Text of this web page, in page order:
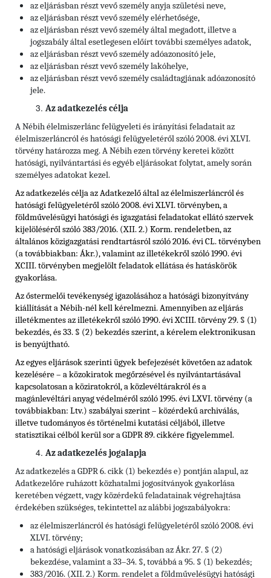
az eljárásban részt vevő személy anyja születési neve,
az eljárásban részt vevő személy elérhetősége,
az eljárásban részt vevő személy által megadott, illetve a
jogszabály által esetlegesen előírt további személyes adatok,
az eljárásban részt vevő személy adóazonosító jele,
az eljárásban részt vevő személy lakóhelye,
az eljárásban részt vevő személy családtagjának adóazonosító
jele.
Az adatkezelés célja
A Nébih élelmiszerlánc felügyeleti és irányítási feladatait az
élelmiszerláncról és hatósági felügyeletéről szóló 2008. évi XLVI.
törvény határozza meg. A Nébih ezen törvény keretei között
hatósági, nyilvántartási és egyéb eljárásokat folytat, amely során
személyes adatokat kezel.
Az adatkezelés célja az Adatkezelő által az élelmiszerláncról és
hatósági felügyeletéről szóló 2008. évi XLVI. törvényben,a
földművelésügyi hatósági és igazgatási feladatokat ellátó szervek
kijelöléséről szóló 383/2016. (XII. 2.) Korm. rendeletben, az
általános közigazgatási rendtartásról szóló 2016. évi CL. törvényben
(a továbbiakban: Ákr.), valamint az illetékekről szóló 1990. évi
XCIII. törvénybenmegjelölt feladatok ellátása és hatáskörök
gyakorlása.
Az őstermelői tevékenység igazolásához a hatósági bizonyítvány
kiállítását a Nébih-nél kell kérelmezni. Amennyiben az eljárás
illetékmentes az illetékekről szóló 1990. évi XCIII. törvény 29. § (1)
bekezdés, és 33. § (2) bekezdés szerint, a kérelem elektronikusan
is benyújtható.
Az egyes eljárások szerinti ügyek befejezését követően az adatok
kezelésére – a közokiratok megőrzésével és nyilvántartásával
kapcsolatosan a köziratokról, a közlevéltárakról és a
magánlevéltári anyag védelméről szóló 1995. évi LXVI. törvény (a
továbbiakban: Ltv.) szabályai szerint – közérdekű archiválás,
illetve tudományos és történelmi kutatási céljából, illetve
statisztikai célból kerül sor a GDPR 89. cikkére figyelemmel.
Az adatkezelés jogalapja
Az adatkezelés a GDPR 6. cikk (1) bekezdés e) pontján alapul, az
Adatkezelőre ruházott közhatalmi jogosítványok gyakorlása
keretében végzett, vagy közérdekű feladatainak végrehajtása
érdekében szükséges, tekintettel az alábbi jogszabályokra:
az élelmiszerláncról és hatósági felügyeletéről szóló 2008. évi
XLVI. törvény;
a hatósági eljárások vonatkozásában az Ákr. 27. § (2)
bekezdése, valamint a 33–34. §, továbbá a 95. § (1) bekezdés;
383/2016. (XII. 2.) Korm. rendelet a földművelésügyi hatósági